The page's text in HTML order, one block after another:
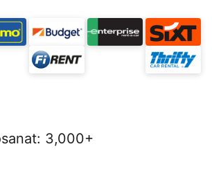
: 3,000+